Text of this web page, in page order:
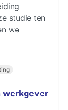
studie ten
we
werkgever